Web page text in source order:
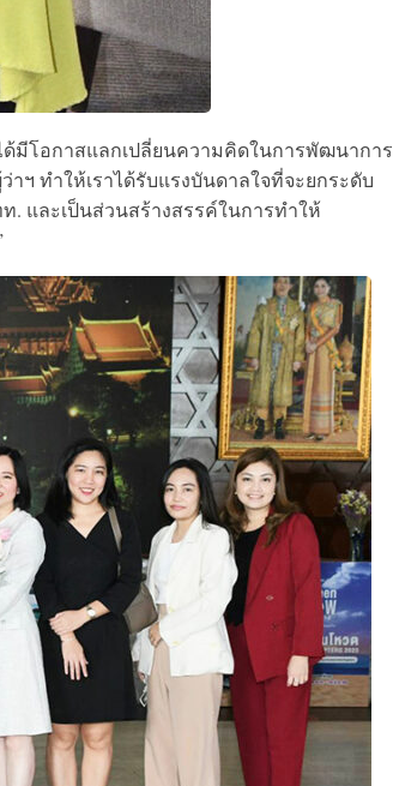
ด้มีโอกาสแลกเปลี่ยนความคิดในการพัฒนาการ
ฯ ทำให้เราได้รับแรงบันดาลใจที่จะยกระดับ
. และเป็นส่วนสร้างสรรค์ในการทำให้